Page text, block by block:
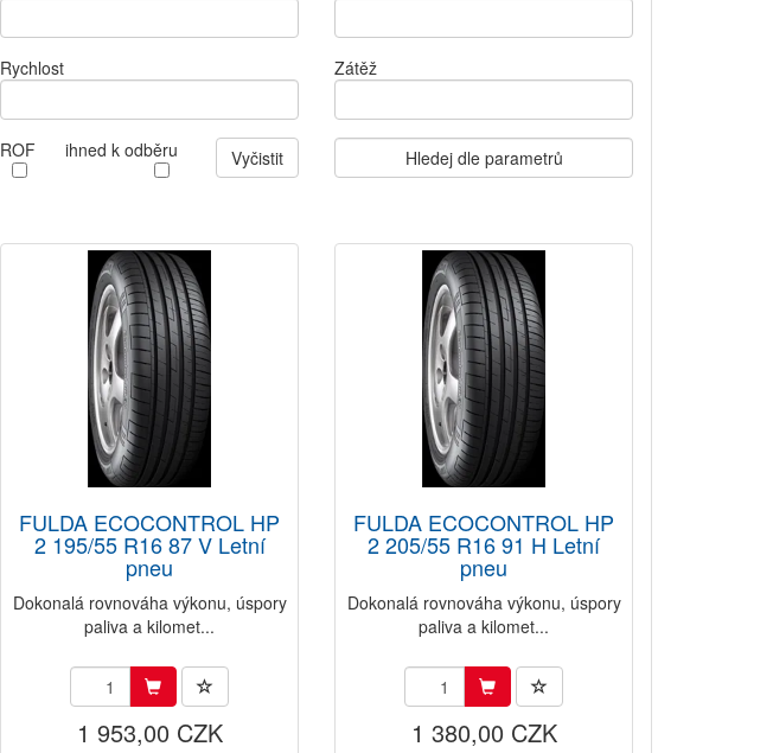
Rychlost Zátěž
ROF ihned k odběru Vyčistit Hledej dle parametrů
FULDA ECOCONTROL HP
2 195/55 R16 87 V Letní
pneu
Dokonalá rovnováha výkonu, úspory
paliva a kilomet...
1 953,00 CZK
FULDA ECOCONTROL HP
2 205/55 R16 91 H Letní
pneu
Dokonalá rovnováha výkonu, úspory
paliva a kilomet...
1 380,00 CZK